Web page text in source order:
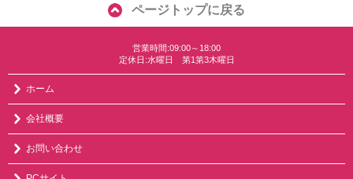
ページトップに戻る
営業時間:09:00～18:00
定休日:水曜日 第1第3木曜日
ホーム
会社概要
お問い合わせ